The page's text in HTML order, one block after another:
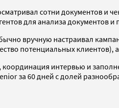
сотни документов и
для анализа документов и
вручную настраивал
потенциальных клиентов),
интервью и
за 60 дней с долей